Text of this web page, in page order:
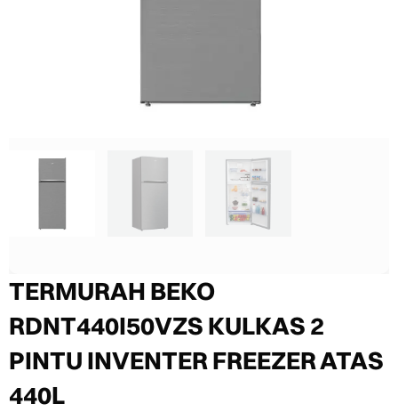
TERMURAH BEKO
RDNT440I50VZS KULKAS 2
PINTU INVENTER FREEZER ATAS
440L